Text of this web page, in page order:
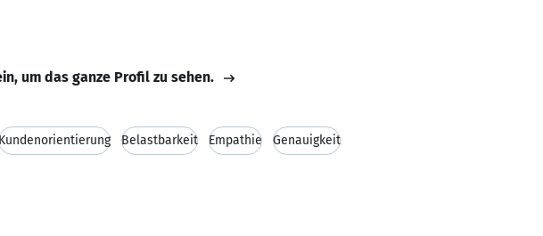
um das ganze Profil zu sehen.
Belastbarkeit Empathie Genauigkeit